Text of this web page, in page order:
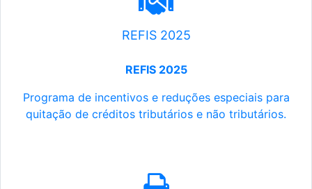
REFIS 2025
REFIS 2025
Programa de incentivos e reduções especiais para
quitação de créditos tributários e não tributários.